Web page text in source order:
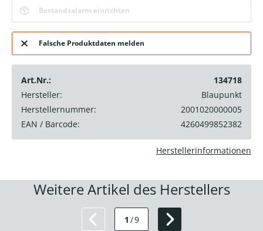
Bestandsalarm einrichten
Falsche Produktdaten melden
Art.Nr.:
134718
Hersteller:
Blaupunkt
Herstellernummer:
2001020000005
EAN / Barcode:
4260499852382
Herstellerinformationen
Weitere Artikel des Herstellers
1 /9